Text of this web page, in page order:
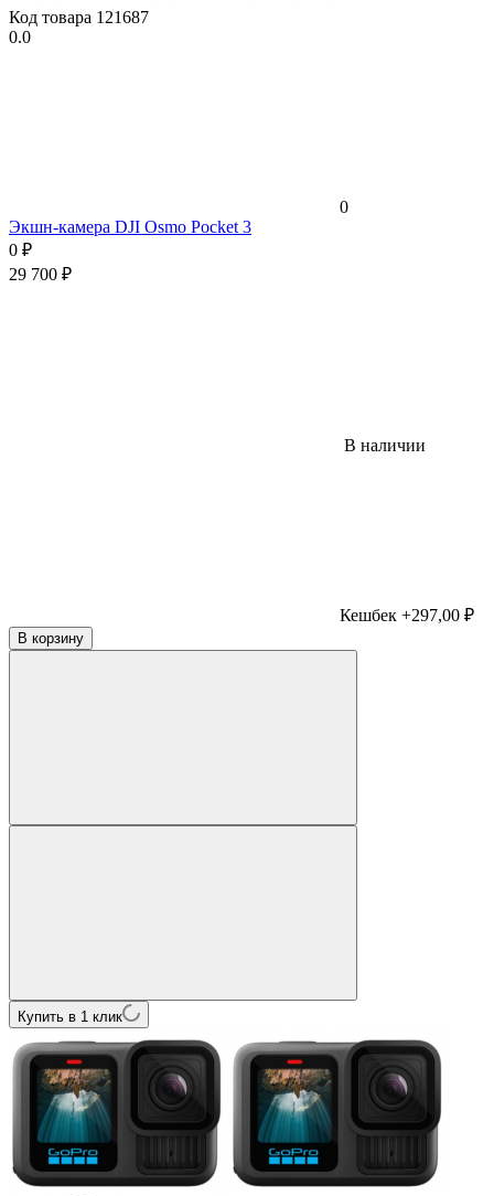
Код товара 121687
0.0
0
Экшн-камера DJI Osmo Pocket 3
0 ₽
29 700 ₽
В наличии
Кешбек +297,00 ₽
В корзину
Купить в 1 клик